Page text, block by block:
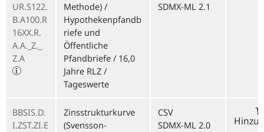
UR.S122.
B.A100.R
16XX.R.
A.A._Z._
Z.A
Methode) /
Hypothekenpfandb
riefe und
Öffentliche
Pfandbriefe / 16,0
Jahre RLZ /
Tageswerte
SDMX-ML 2.1
BBSIS.D.
I.ZST.ZI.E
Zinsstrukturkurve
(Svensson-
CSV
SDMX-ML 2.0